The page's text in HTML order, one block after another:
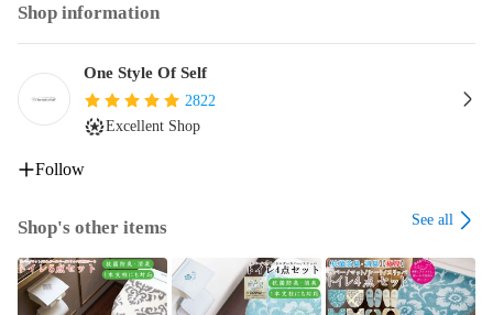
い 丈夫 大人 仕事 pc パソコン 女性 2way 無地 シンプル 鞄 カ
ジュアル 可愛い お洒落 通学バッグ 大学生 普段使い 手提げバ
ッグ
～～～～～【オススメ】～～～～～～～～～～～～～～～～
・いいね！登録でセール情報を見逃さない
・ショップフォローで入荷通知が届きます
Shop information
One Style Of Self
2822
Excellent Shop
Follow
Shop's other items See all